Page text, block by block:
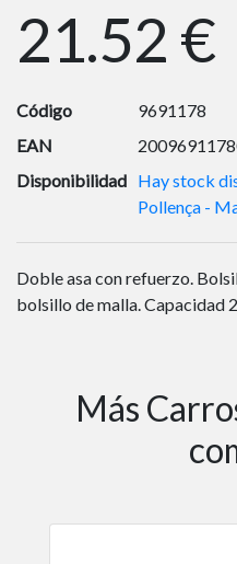
21.52 €
Código
9691178
EAN
Disponibilidad Hay stock
Pollença -
Doble asa con refuerzo.
bolsillo de malla. Capacidad
Más